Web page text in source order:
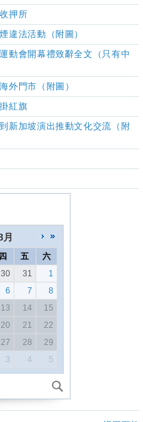
押所
違法活動（附圖）
動會開幕禮致辭全文（只有中
外門市（附圖）
紅旗
新加坡演出推動文化交流（附
月
四 五
六
30 31
1
6 7
8
13 14
15
20 21
22
27 28
29
3 4 5